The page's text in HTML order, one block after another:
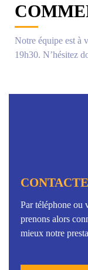
Notre équipe est à
19h30. N’hésitez
Par téléphone ou
prenons alors
mieux notre